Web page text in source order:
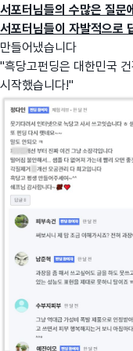
서포터님들의 수많은 질문
서포터님들이 자발적으로
만들어냈습니다
"흑당고펀딩은 대한민국
시작했습니다!"